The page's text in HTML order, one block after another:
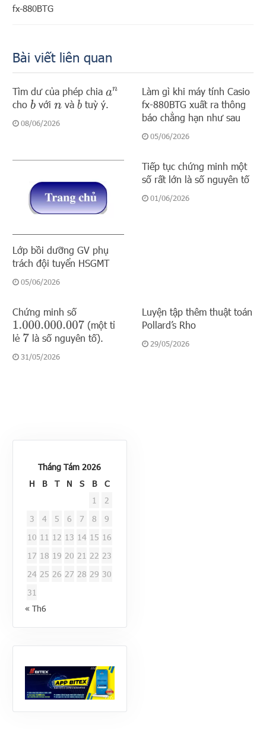
fx-880BTG
Bài viết liên quan
Tìm dư của phép chiaan
chob vớinvà b tuỳ ý.
08/06/2026
Làm gì khi máy tính Casio
fx-880BTG xuất ra thông
báo chẳng hạn như sau
05/06/2026
Lớp bồi dưỡng GV phụ
trách đội tuyển HSGMT
05/06/2026
Tiếp tục chứng minh một
số rất lớn là số nguyên tố
01/06/2026
Chứng minh số
1.000.000.007
(một tỉ
lẻ 7là số nguyên tố).
31/05/2026
Luyện tập thêm thuật toán
Pollard’s Rho
29/05/2026
Tháng Tám 2026
H
B T N S B
C
1
2
3
4 5 6 7 8
9
10 11 12 13 14 15 16
17 18 19 20 21 22 23
24 25 26 27 28 29 30
31
« Th6